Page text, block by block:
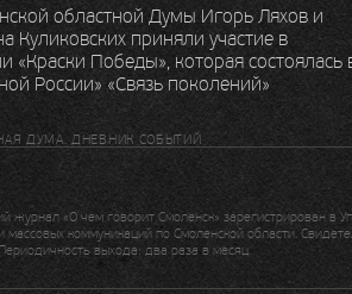
областной Думы Игорь Ляхов и
Куликовских приняли участие в
«Краски Победы», которая состоялась
России» «Связь поколений»
ДУМА. ДНЕВНИК СОБЫТИЙ
журнал «О чем говорит Смоленск» зарегистрирован в
массовых коммуникаций по Смоленской области.
выхода: два раза в месяц.